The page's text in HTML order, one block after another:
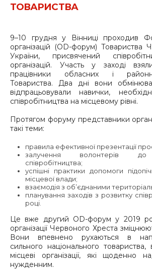
ТОВАРИСТВА
9–10 грудня у Вінниці проходив
організацій (OD-форум) Товариства
України, присвячений
організацій. Участь у заході
працівники обласних і
Товариства. Два дні вони
відпрацьовували навички,
співробітництва на місцевому рівні.
Протягом форуму представники
такі теми:
правила ефективної презентації
залучення волонтерів до
співробітництва;
успішні практики допомоги
місцевої влади;
взаємодія з об’єднаними
планування заходів з розвитку
році.
Це вже другий OD-форум у 2019
організації Червоного Хреста
Вони впевнено рухаються в
сильного національного
місцеві організації, які щоденно
нужденним.